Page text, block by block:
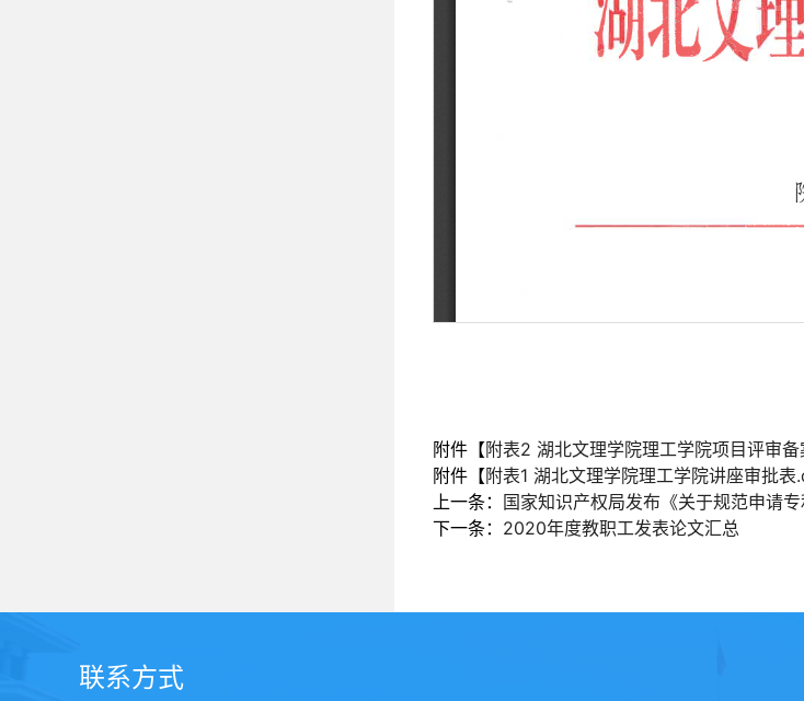
附件【附表2 湖北文理学院理工学院项目评审
附件【附表1 湖北文理学院理工学院讲座审批
上一条： 国家知识产权局发布《关于规范申请
下一条： 2020年度教职工发表论文汇总
联系方式